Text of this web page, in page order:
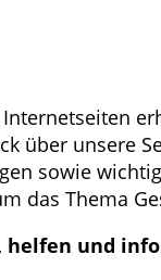
über unsere
sowie
das Thema
helfen und